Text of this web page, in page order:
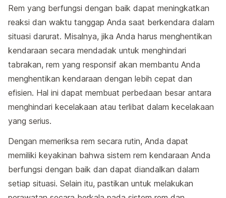
Rem yang berfungsi dengan baik dapat meningkatkan
reaksi dan waktu tanggap Anda saat berkendara dalam
situasi darurat. Misalnya, jika Anda harus menghentikan
kendaraan secara mendadak untuk menghindari
tabrakan, rem yang responsif akan membantu Anda
menghentikan kendaraan dengan lebih cepat dan
efisien. Hal ini dapat membuat perbedaan besar antara
menghindari kecelakaan atau terlibat dalam kecelakaan
yang serius.
Dengan memeriksa rem secara rutin, Anda dapat
memiliki keyakinan bahwa sistem rem kendaraan Anda
berfungsi dengan baik dan dapat diandalkan dalam
setiap situasi. Selain itu, pastikan untuk melakukan